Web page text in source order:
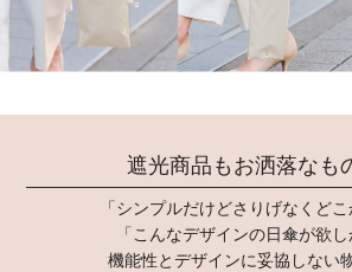
遮光商品もお洒落なも
「シンプルだけどさりげなくどこ
「こんなデザインの日傘が欲し
機能性とデザインに妥協しない